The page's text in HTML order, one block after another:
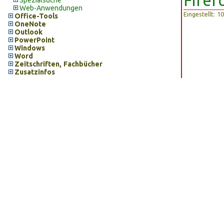
Web-Anwendungen
Office-Tools
OneNote
Outlook
PowerPoint
Windows
Word
Zeitschriften, Fachbücher
Zusatzinfos
Eingestellt: